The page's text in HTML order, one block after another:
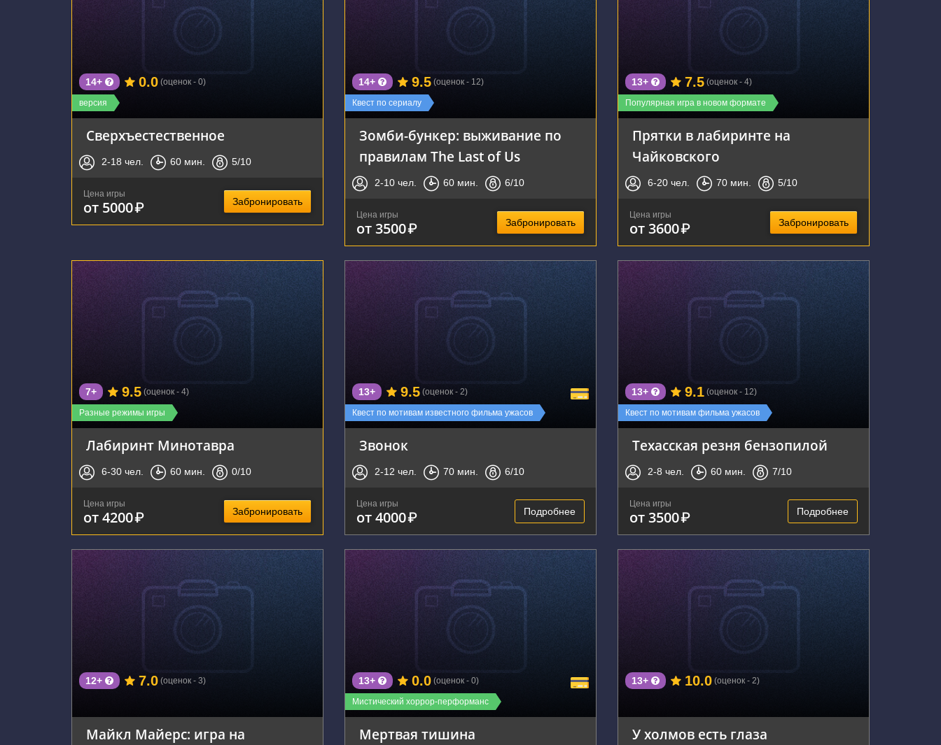
г. Воронеж, улица Свободы, 59А
версия
14+ 0.0 (оценок - 0)
Сверхъестественное
2-18 чел. 60 мин. 5/10
Цена игры
от 5000₽ Забронировать
г. Воронеж, улица Домостроителей, 57
Квест по сериалу
14+ 9.5 (оценок - 12)
Зомби-бункер: выживание по
правилам The Last of Us
2-10 чел. 60 мин. 6/10
Цена игры
от 3500₽ Забронировать
г. Воронеж, улица Чайковского, 4А
Популярная игра в новом формате
13+ 7.5 (оценок - 4)
Прятки в лабиринте на
Чайковского
6-20 чел. 70 мин. 5/10
Цена игры
от 3600₽ Забронировать
г. Воронеж, Московский проспект, 32А
Разные режимы игры
7+ 9.5 (оценок - 4)
Лабиринт Минотавра
6-30 чел. 60 мин. 0/10
Цена игры
от 4200₽ Забронировать
г. Воронеж, улица Кирова, 1
Квест по мотивам известного фильма ужасов
13+ 9.5 (оценок - 2)
Звонок
2-12 чел. 70 мин. 6/10
Цена игры
от 4000₽ Подробнее
г. Воронеж, Московский проспект, 114
Квест по мотивам фильма ужасов
13+ 9.1 (оценок - 12)
Техасская резня бензопилой
2-8 чел. 60 мин. 7/10
Цена игры
от 3500₽ Подробнее
г. Воронеж, улица Владимира Невского, 38/1
12+ 7.0 (оценок - 3)
Майкл Майерс: игра на
г. Воронеж, улица Ворошилова, 50
Мистический хоррор-перформанс
13+ 0.0 (оценок - 0)
Мертвая тишина
г. Воронеж, улица Хользунова, 15
13+ 10.0 (оценок - 2)
У холмов есть глаза